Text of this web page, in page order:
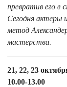
превратив его в
Сегодня актеры
метод
мастерства.
21, 22, 23
10.00-13.00